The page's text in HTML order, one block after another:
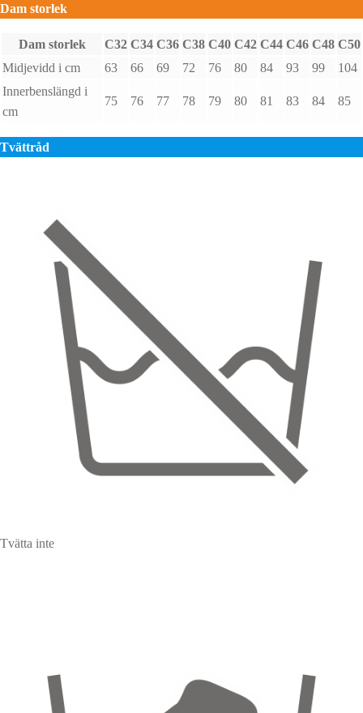
Dam storlek
Dam storlek C32 C34 C36 C38 C40 C42 C44 C46 C48 C50
Midjevidd i cm
63 66 69 72 76 80 84 93 99
104
Innerbenslängd i
cm
75 76 77 78 79 80 81 83 84 85
Tvättråd
Tvätta inte